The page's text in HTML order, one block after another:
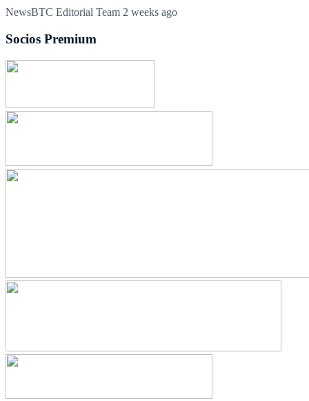
NewsBTC Editorial Team 2 weeks ago
Socios Premium